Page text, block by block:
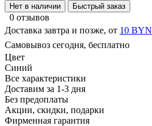
Нет в наличии Быстрый заказ
0 отзывов
Доставка завтра и позже, от 10 BYN
Самовывоз сегодня, бесплатно
Цвет
Синий
Все характеристики
Доставим за 1-3 дня
Без предоплаты
Акции, скидки, подарки
Фирменная гарантия